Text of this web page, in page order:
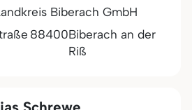
Biberach GmbH
88400Biberach an der
Riß